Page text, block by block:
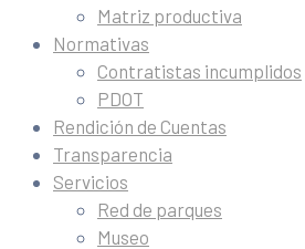
Matriz productiva
Normativas
Contratistas incumplidos
PDOT
Rendición de Cuentas
Transparencia
Servicios
Red de parques
Museo